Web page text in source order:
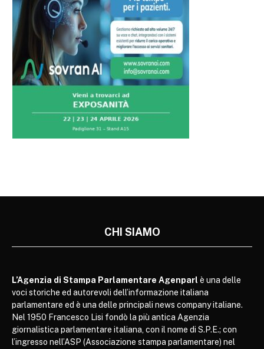
CHI SIAMO
L’Agenzia di Stampa Parlamentare Agenparl è una delle
voci storiche ed autorevoli dell’informazione italiana
parlamentare ed è una delle principali news company italiane.
Nel 1950 Francesco Lisi fondò la più antica Agenzia
giornalistica parlamentare italiana, con il nome di S.P.E.; con
l’ingresso nell’ASP (Associazione stampa parlamentare) nel